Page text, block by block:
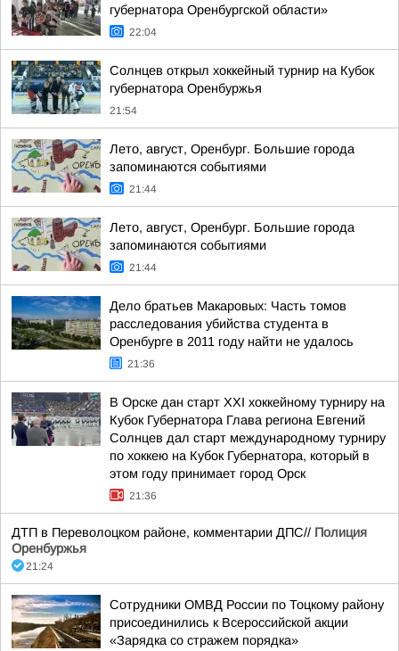
губернатора Оренбургской области»
22:04
Солнцев открыл хоккейный турнир на Кубок
губернатора Оренбуржья
21:54
Лето, август, Оренбург. Большие города
запоминаются событиями
21:44
Лето, август, Оренбург. Большие города
запоминаются событиями
21:44
Дело братьев Макаровых: Часть томов
расследования убийства студента в
Оренбурге в 2011 году найти не удалось
21:36
В Орске дан старт XXI хоккейному турниру на
Кубок Губернатора Глава региона Евгений
Солнцев дал старт международному турниру
по хоккею на Кубок Губернатора, который в
этом году принимает город Орск
21:36
ДТП в Переволоцком районе, комментарии ДПС// Полиция
Оренбуржья
21:24
Сотрудники ОМВД России по Тоцкому району
присоединились к Всероссийской акции
«Зарядка со стражем порядка»